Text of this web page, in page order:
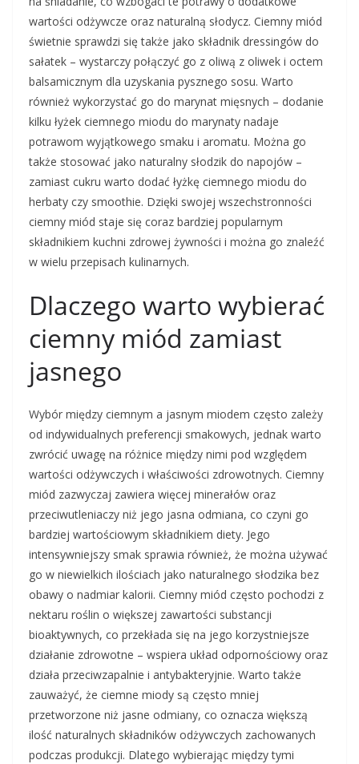
wartości odżywcze oraz naturalną słodycz. Ciemny miód
świetnie sprawdzi się także jako składnik dressingów do
sałatek – wystarczy połączyć go z oliwą z oliwek i octem
balsamicznym dla uzyskania pysznego sosu. Warto
również wykorzystać go do marynat mięsnych – dodanie
kilku łyżek ciemnego miodu do marynaty nadaje
potrawom wyjątkowego smaku i aromatu. Można go
także stosować jako naturalny słodzik do napojów –
zamiast cukru warto dodać łyżkę ciemnego miodu do
herbaty czy smoothie. Dzięki swojej wszechstronności
ciemny miód staje się coraz bardziej popularnym
składnikiem kuchni zdrowej żywności i można go znaleźć
w wielu przepisach kulinarnych.
Dlaczego warto wybierać
ciemny miód zamiast
jasnego
Wybór między ciemnym a jasnym miodem często zależy
od indywidualnych preferencji smakowych, jednak warto
zwrócić uwagę na różnice między nimi pod względem
wartości odżywczych i właściwości zdrowotnych. Ciemny
miód zazwyczaj zawiera więcej minerałów oraz
przeciwutleniaczy niż jego jasna odmiana, co czyni go
bardziej wartościowym składnikiem diety. Jego
intensywniejszy smak sprawia również, że można używać
go w niewielkich ilościach jako naturalnego słodzika bez
obawy o nadmiar kalorii. Ciemny miód często pochodzi z
nektaru roślin o większej zawartości substancji
bioaktywnych, co przekłada się na jego korzystniejsze
działanie zdrowotne – wspiera układ odpornościowy oraz
działa przeciwzapalnie i antybakteryjnie. Warto także
zauważyć, że ciemne miody są często mniej
przetworzone niż jasne odmiany, co oznacza większą
ilość naturalnych składników odżywczych zachowanych
podczas produkcji. Dlatego wybierając między tymi